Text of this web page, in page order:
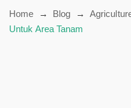
Home → Blog →
Untuk Area Tanam